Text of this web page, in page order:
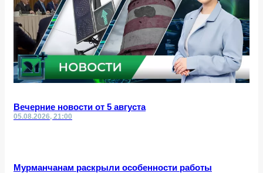
Вечерние новости от 5 августа
05.08.2026, 21:00
Мурманчанам раскрыли особенности работы